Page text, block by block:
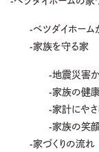
ベツダイホー
家族を守る家
地震災害
家族の健
家計にや
家族の笑
家づくりの流れ